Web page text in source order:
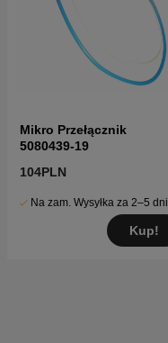
Mikro Przełącznik
5080439-19
104PLN
Na zam. Wysyłka za 2–5 dni
Kup!